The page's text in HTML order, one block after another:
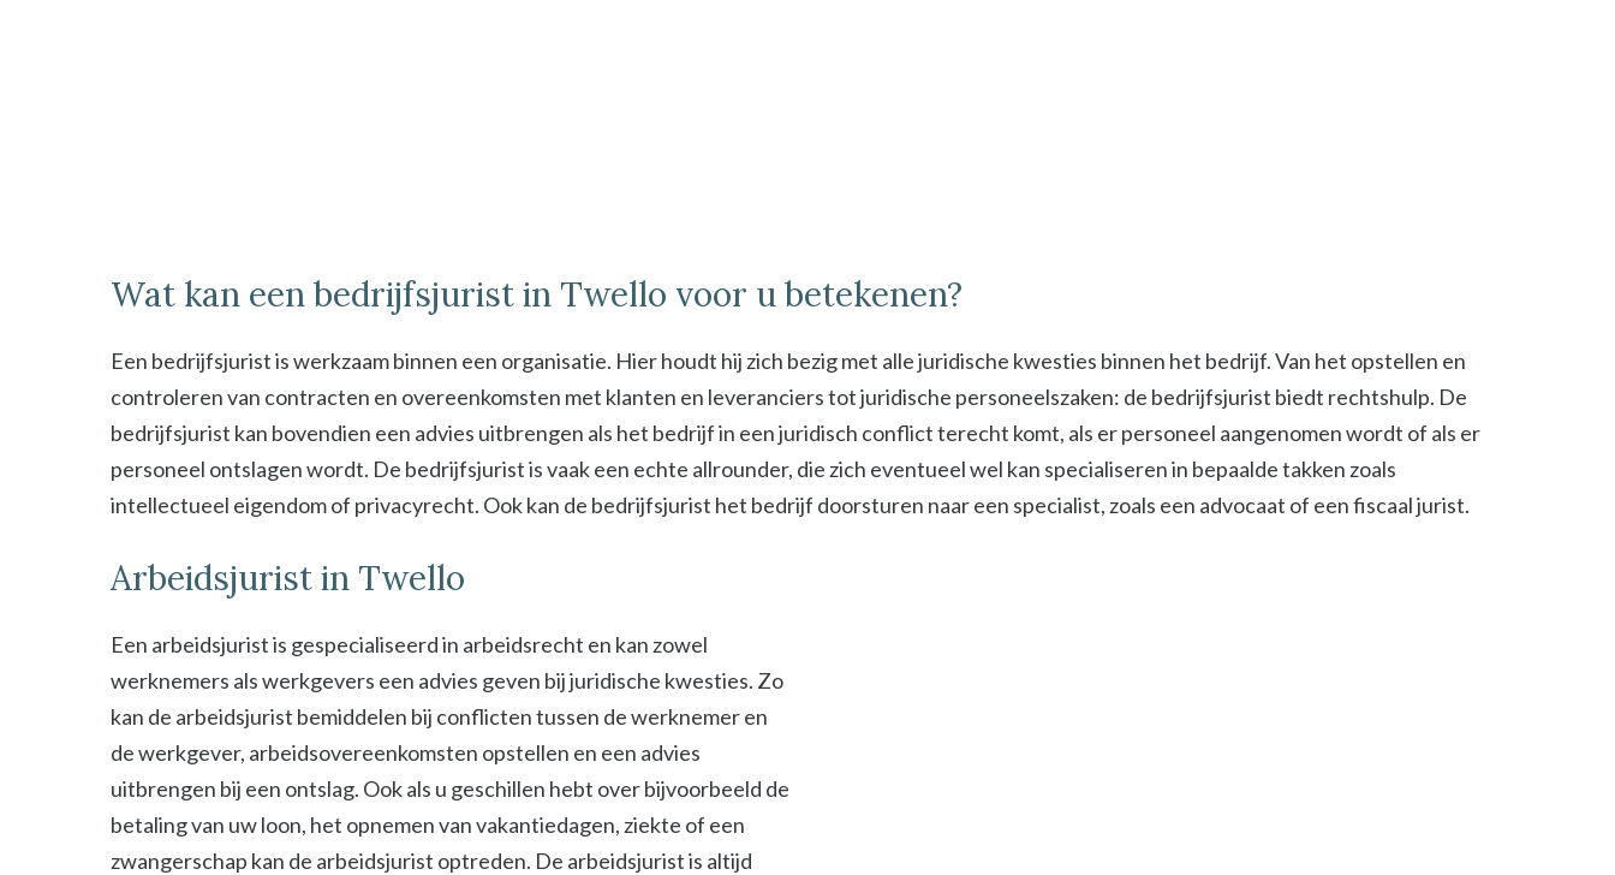
Wat kan een bedrijfsjurist in Twello voor u betekenen?
Een bedrijfsjurist is werkzaam binnen een organisatie. Hier houdt hij zich bezig met alle juridische kwesties binnen het bedrijf. Van het opstellen en
controleren van contracten en overeenkomsten met klanten en leveranciers tot juridische personeelszaken: de bedrijfsjurist biedt rechtshulp. De
bedrijfsjurist kan bovendien een advies uitbrengen als het bedrijf in een juridisch conflict terecht komt, als er personeel aangenomen wordt of als er
personeel ontslagen wordt. De bedrijfsjurist is vaak een echte allrounder, die zich eventueel wel kan specialiseren in bepaalde takken zoals
intellectueel eigendom of privacyrecht. Ook kan de bedrijfsjurist het bedrijf doorsturen naar een specialist, zoals een advocaat of een fiscaal jurist.
Arbeidsjurist in Twello
Een arbeidsjurist is gespecialiseerd in arbeidsrecht en kan zowel
werknemers als werkgevers een advies geven bij juridische kwesties. Zo
kan de arbeidsjurist bemiddelen bij conflicten tussen de werknemer en
de werkgever, arbeidsovereenkomsten opstellen en een advies
uitbrengen bij een ontslag. Ook als u geschillen hebt over bijvoorbeeld de
betaling van uw loon, het opnemen van vakantiedagen, ziekte of een
zwangerschap kan de arbeidsjurist optreden. De arbeidsjurist is altijd